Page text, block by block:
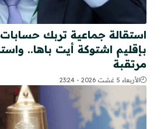
استقالة جماعية تربك
بإقليم اشتوكة أيت باها..
مرتقبة
الأربعاء 5 غشت 2026 - 23:24